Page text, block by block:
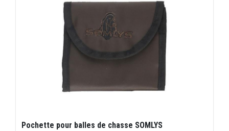
Pochette pour balles de chasse SOMLYS